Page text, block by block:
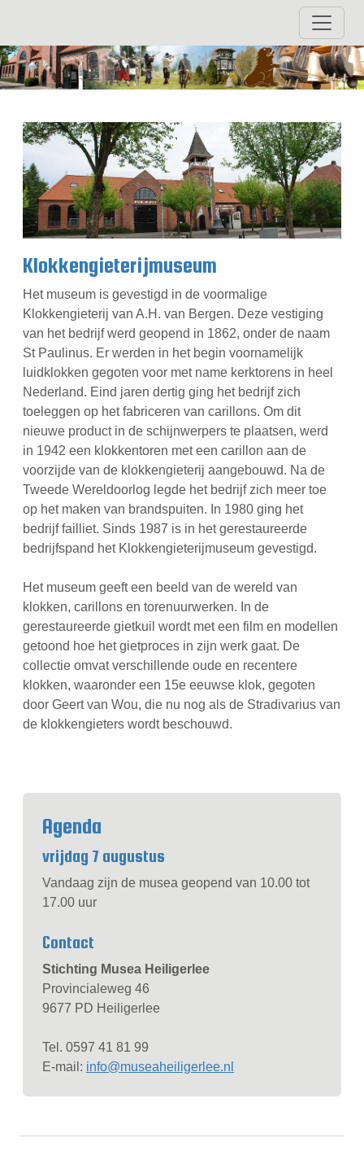
Klokkengieterijmuseum
Het museum is gevestigd in de voormalige
Klokkengieterij van A.H. van Bergen. Deze vestiging
van het bedrijf werd geopend in 1862, onder de naam
St Paulinus. Er werden in het begin voornamelijk
luidklokken gegoten voor met name kerktorens in heel
Nederland. Eind jaren dertig ging het bedrijf zich
toeleggen op het fabriceren van carillons. Om dit
nieuwe product in de schijnwerpers te plaatsen, werd
in 1942 een klokkentoren met een carillon aan de
voorzijde van de klokkengieterij aangebouwd. Na de
Tweede Wereldoorlog legde het bedrijf zich meer toe
op het maken van brandspuiten. In 1980 ging het
bedrijf failliet. Sinds 1987 is in het gerestaureerde
bedrijfspand het Klokkengieterijmuseum gevestigd.
Het museum geeft een beeld van de wereld van
klokken, carillons en torenuurwerken. In de
gerestaureerde gietkuil wordt met een film en modellen
getoond hoe het gietproces in zijn werk gaat. De
collectie omvat verschillende oude en recentere
klokken, waaronder een 15e eeuwse klok, gegoten
door Geert van Wou, die nu nog als de Stradivarius van
de klokkengieters wordt beschouwd.
Agenda
vrijdag 7 augustus
Vandaag zijn de musea geopend van 10.00 tot
17.00 uur
Contact
Stichting Musea Heiligerlee
Provincialeweg 46
9677 PD Heiligerlee
Tel. 0597 41 81 99
E-mail: info@museaheiligerlee.nl